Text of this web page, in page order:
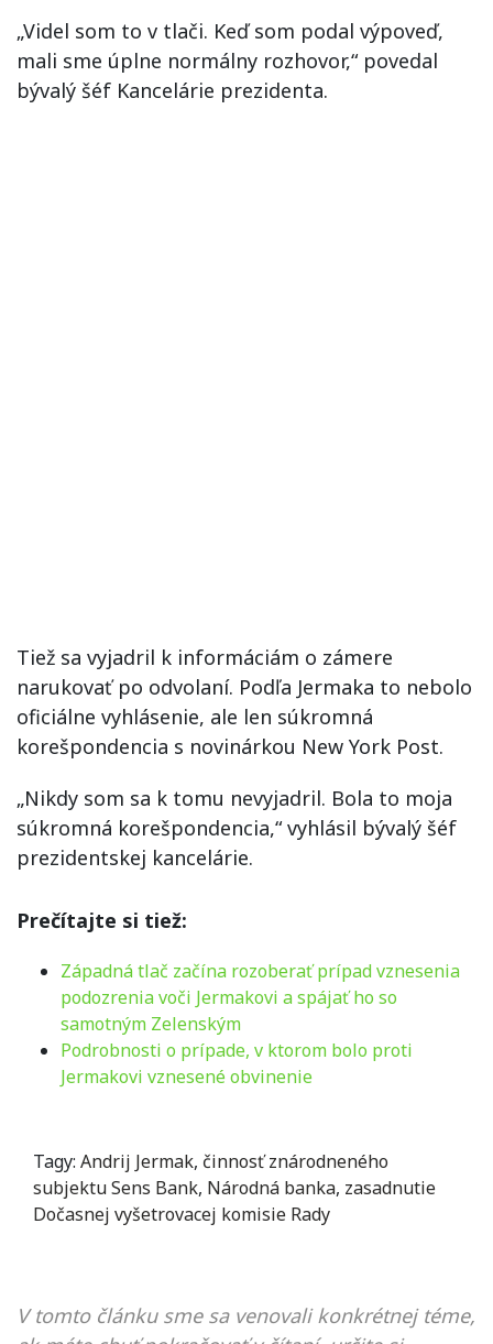
„Videl som to v tlači. Keď som podal výpoveď,
mali sme úplne normálny rozhovor,“ povedal
bývalý šéf Kancelárie prezidenta.
Tiež sa vyjadril k informáciám o zámere
narukovať po odvolaní. Podľa Jermaka to nebolo
oficiálne vyhlásenie, ale len súkromná
korešpondencia s novinárkou New York Post.
„Nikdy som sa k tomu nevyjadril. Bola to moja
súkromná korešpondencia,“ vyhlásil bývalý šéf
prezidentskej kancelárie.
Prečítajte si tiež:
Západná tlač začína rozoberať prípad vznesenia
podozrenia voči Jermakovi a spájať ho so
samotným Zelenským
Podrobnosti o prípade, v ktorom bolo proti
Jermakovi vznesené obvinenie
Tagy: Andrij Jermak, činnosť znárodneného
subjektu Sens Bank, Národná banka, zasadnutie
Dočasnej vyšetrovacej komisie Rady
V tomto článku sme sa venovali konkrétnej téme,